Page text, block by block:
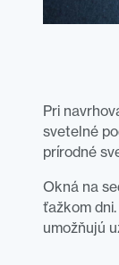
Pri
svetelné
prírodné
Okná na
ťažkom
umožňujú